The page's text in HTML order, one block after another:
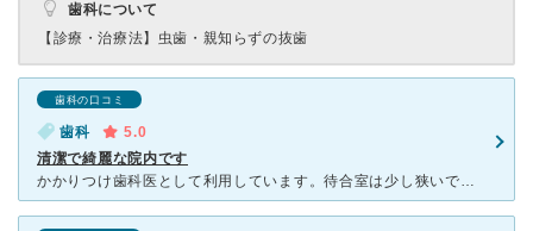
歯科について
【診療・治療法】 虫歯・親知らずの抜歯
歯科の口コミ
歯科
5.0
清潔で綺麗な院内です
かかりつけ歯科医として利用しています。待合室は少し狭いですが、4名程度ならゆったりと座れます。院内はとても清潔で、明るい印象です。待合室には雑誌や年期の入った漫画本があり、壁には歯の健康についての情報